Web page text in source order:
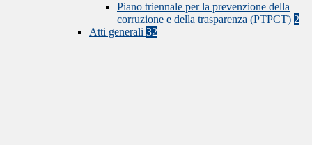
Piano triennale per la prevenzione della
corruzione e della trasparenza (PTPCT) 2
Atti generali 32